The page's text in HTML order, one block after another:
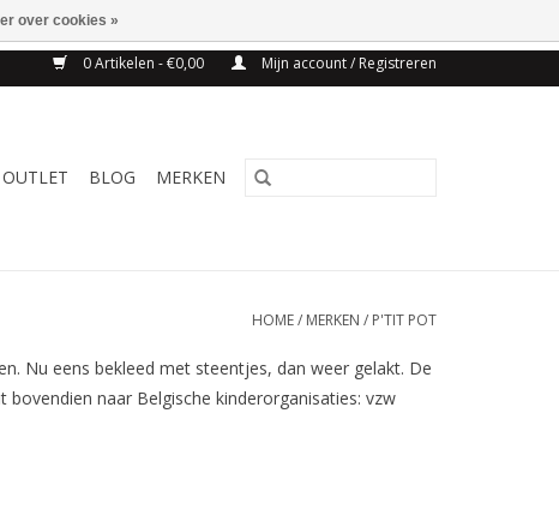
0 Artikelen - €0,00 Mijn account / Registreren
OUTLET BLOG MERKEN
HOME/ MERKEN / P'TIT POT
Nu eens bekleed met steentjes, dan weer gelakt. De
naar Belgische kinderorganisaties: vzw
over cookies »
BELGIE VANAF 75€